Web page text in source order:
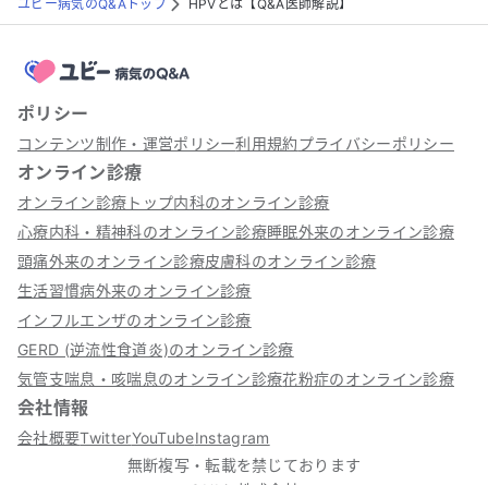
ユビー病気のQ&Aトップ HPVとは【Q&A医師解説】
ポリシー
コンテンツ制作・運営ポリシー利用規約プライバシーポリシー
オンライン診療
オンライン診療トップ内科のオンライン診療
心療内科・精神科のオンライン診療睡眠外来のオンライン診療
頭痛外来のオンライン診療皮膚科のオンライン診療
生活習慣病外来のオンライン診療
インフルエンザのオンライン診療
GERD (逆流性食道炎)のオンライン診療
気管支喘息・咳喘息のオンライン診療花粉症のオンライン診療
会社情報
会社概要TwitterYouTubeInstagram
無断複写・転載を禁じております